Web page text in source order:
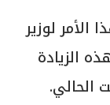
الأمر لوزير
الزيادة
الحالي.